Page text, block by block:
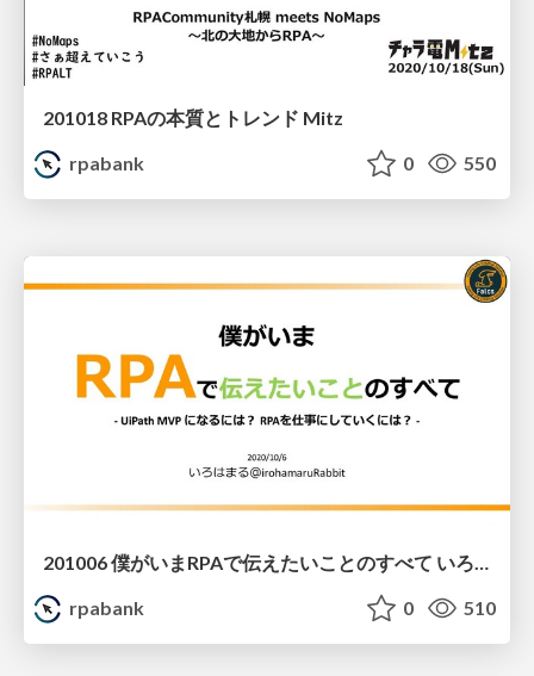
201018 RPAの本質とトレンド Mitz
rpabank
0 550
rpabank
0 510